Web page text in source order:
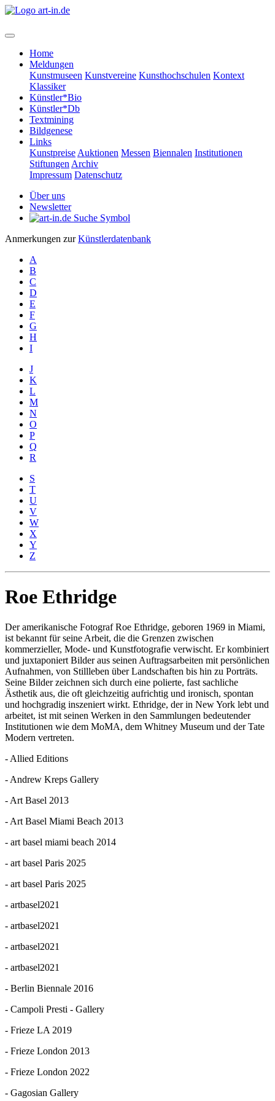
Home
Meldungen
Kunstmuseen Kunstvereine Kunsthochschulen Kontext
Klassiker
Künstler*Bio
Künstler*Db
Textmining
Bildgenese
Links
Kunstpreise Auktionen Messen Biennalen Institutionen
Stiftungen Archiv
Impressum Datenschutz
Über uns
Newsletter
Anmerkungen zurKünstlerdatenbank
A
B
C
D
E
F
G
H
I
J
K
L
M
N
O
P
Q
R
S
T
U
V
W
X
Y
Z
Roe Ethridge
Der amerikanische Fotograf Roe Ethridge, geboren 1969 in Miami,
ist bekannt für seine Arbeit, die die Grenzen zwischen
kommerzieller, Mode- und Kunstfotografie verwischt. Er kombiniert
und juxtaponiert Bilder aus seinen Auftragsarbeiten mit persönlichen
Aufnahmen, von Stillleben über Landschaften bis hin zu Porträts.
Seine Bilder zeichnen sich durch eine polierte, fast sachliche
Ästhetik aus, die oft gleichzeitig aufrichtig und ironisch, spontan
und hochgradig inszeniert wirkt. Ethridge, der in New York lebt und
arbeitet, ist mit seinen Werken in den Sammlungen bedeutender
Institutionen wie dem MoMA, dem Whitney Museum und der Tate
Modern vertreten.
- Allied Editions
- Andrew Kreps Gallery
- Art Basel 2013
- Art Basel Miami Beach 2013
- art basel miami beach 2014
- art basel Paris 2025
- art basel Paris 2025
- artbasel2021
- artbasel2021
- artbasel2021
- artbasel2021
- Berlin Biennale 2016
- Campoli Presti - Gallery
- Frieze LA 2019
- Frieze London 2013
- Frieze London 2022
- Gagosian Gallery